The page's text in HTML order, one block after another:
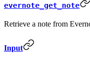
evernote_get_note
Retrieve a note from
Input